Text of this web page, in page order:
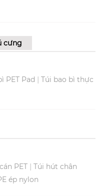
cưng
PET Pad | Túi bao bì thực
PET | Túi hút chân
ép nylon